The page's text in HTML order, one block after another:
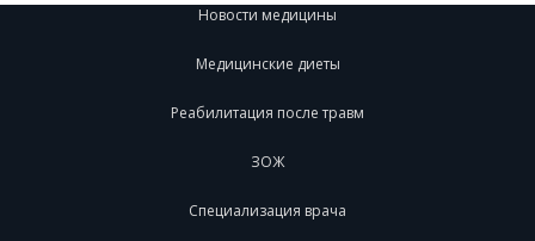
Новости медицины
Медицинские диеты
Реабилитация после травм
ЗОЖ
Специализация врача